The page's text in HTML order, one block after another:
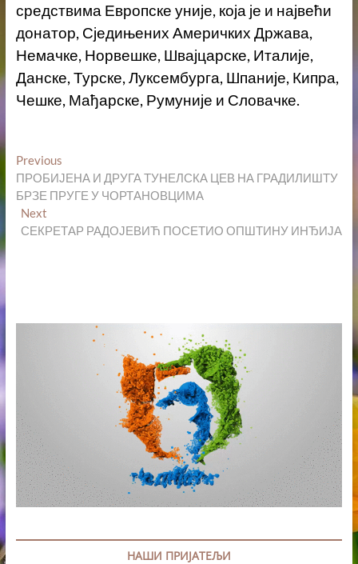
средствима Европске уније, која је и највећи
донатор, Сједињених Америчких Држава,
Немачке, Норвешке, Швајцарске, Италије,
Данске, Турске, Луксембурга, Шпаније, Кипра,
Чешке, Мађарске, Румуније и Словачке.
Кретање
чланка
PreviousPrevious
post:
ПРОБИЈЕНА И ДРУГА ТУНЕЛСКА ЦЕВ НА ГРАДИЛИШТУ
БРЗЕ ПРУГЕ У ЧОРТАНОВЦИМА
Next
post:
СЕКРЕТАР РАДОЈЕВИЋ ПОСЕТИО ОПШТИНУ ИНЂИЈА
НАШИ ПРИЈАТЕЉИ